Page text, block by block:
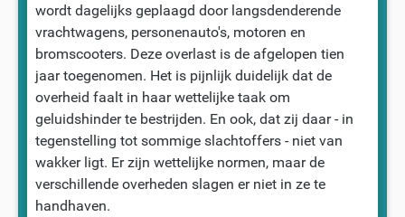
wordt dagelijks geplaagd door langsdenderende
vrachtwagens, personenauto's, motoren en
bromscooters. Deze overlast is de afgelopen tien
jaar toegenomen. Het is pijnlijk duidelijk dat de
overheid faalt in haar wettelijke taak om
geluidshinder te bestrijden. En ook, dat zij daar - in
tegenstelling tot sommige slachtoffers - niet van
wakker ligt. Er zijn wettelijke normen, maar de
verschillende overheden slagen er niet in ze te
handhaven.